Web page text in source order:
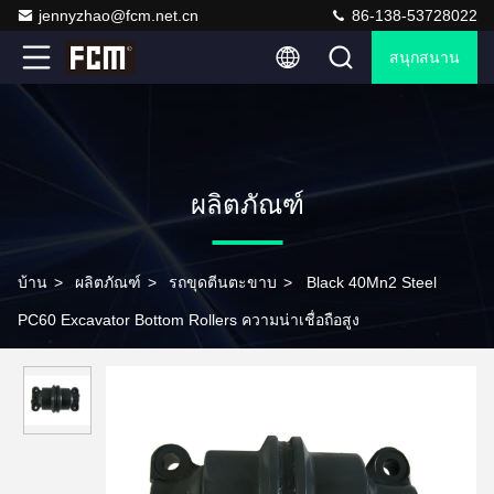
jennyzhao@fcm.net.cn 86-138-53728022
สนุกสนาน
ผลิตภัณฑ์
บ้าน > ผลิตภัณฑ์ > รถขุดตีนตะขาบ > Black 40Mn2 Steel
PC60 Excavator Bottom Rollers ความน่าเชื่อถือสูง